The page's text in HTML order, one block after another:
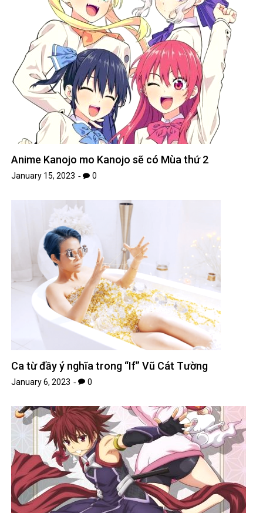
Anime Kanojo mo Kanojo sẽ có Mùa thứ 2
January 15, 2023 0
Ca từ đầy ý nghĩa trong “If” Vũ Cát Tường
January 6, 2023 0